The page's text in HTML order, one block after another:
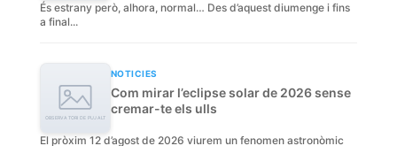
És estrany però, alhora, normal… Des d’aquest diumenge i fins
a final...
NOTICIES
Com mirar l’eclipse solar de 2026 sense
cremar-te els ulls
El pròxim 12 d’agost de 2026 viurem un fenomen astronòmic